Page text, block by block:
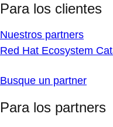
Para los clientes
Nuestros partners
Red Hat Ecosystem
Busque un partner
Para los partners